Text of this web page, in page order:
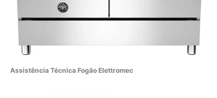
Assistência Técnica Fogão Elettromec